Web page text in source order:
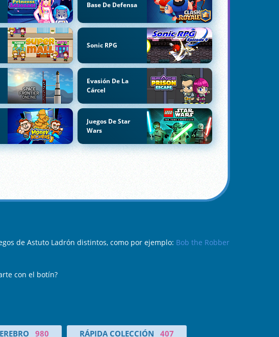
Base De Defensa
Sonic RPG
Evasión De La
Cárcel
Juegos De Star
Wars
de Astuto Ladrón distintos, como por ejemplo: Bob the Robber
con el botín?
980 RÁPIDA COLECCIÓN 407